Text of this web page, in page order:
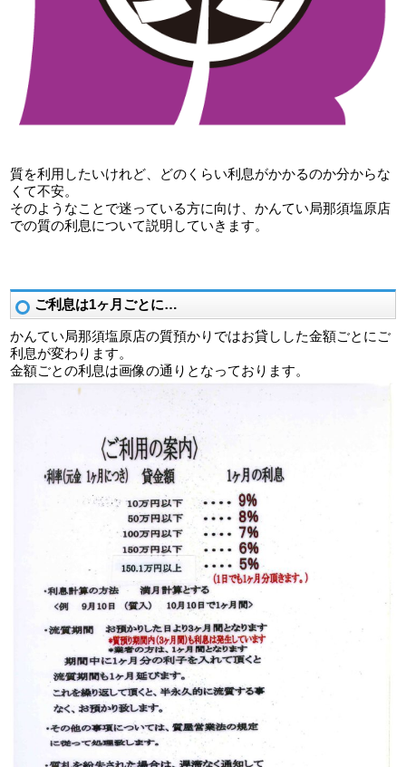
質を利用したいけれど、どのくらい利息がかかるのか分からな
くて不安。
そのようなことで迷っている方に向け、かんてい局那須塩原店
での質の利息について説明していきます。
ご利息は1ヶ月ごとに…
かんてい局那須塩原店の質預かりではお貸しした金額ごとにご
利息が変わります。
金額ごとの利息は画像の通りとなっております。